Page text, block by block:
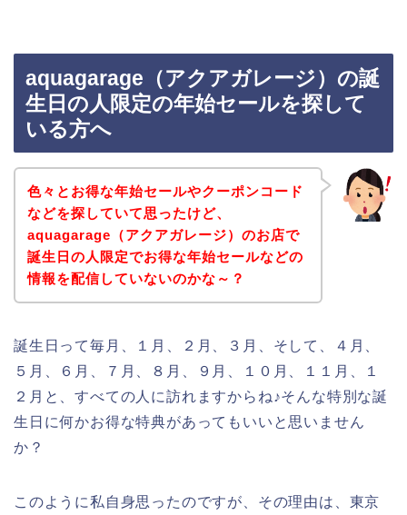
aquagarage（アクアガレージ）の誕
生日の人限定の年始セールを探して
いる方へ
色々とお得な年始セールやクーポンコード
などを探していて思ったけど、
aquagarage（アクアガレージ）のお店で
誕生日の人限定でお得な年始セールなどの
情報を配信していないのかな～？
誕生日って毎月、１月、２月、３月、そして、４月、
５月、６月、７月、８月、９月、１０月、１１月、１
２月と、すべての人に訪れますからね♪そんな特別な誕
生日に何かお得な特典があってもいいと思いません
か？
このように私自身思ったのですが、その理由は、東京